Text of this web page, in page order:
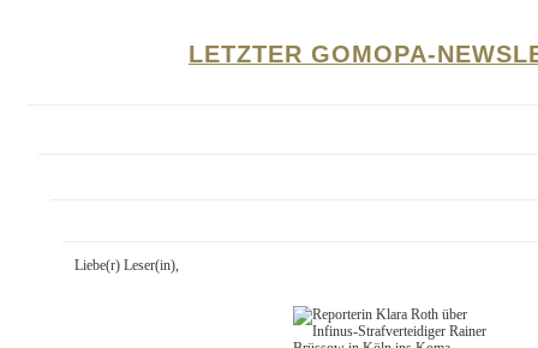
LETZTER GOMOPA-
Liebe(r) Leser(in),